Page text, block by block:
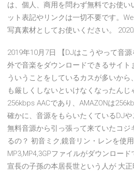
は、個人、商用を問わず無料でお使い
ット表記やリンクは一切不要です。
写真素材としてお使いください。
2019年10月7日 【DJはこうやって音
外で音楽をダウンロードできるサイト
ういうことをしているカスが多いから
も厳しくしないといけなくなったんじ
256kbps AACであり、AMAZONは
確かに、音源をもらいたくているDJ
無料音源から引っ張って来ていたコジ
るの？ 初音ミク,鏡音リン・レンを使
MP3,MP4,3GPファイルがダウンロー
宣長の子孫の本居長世という人が 大